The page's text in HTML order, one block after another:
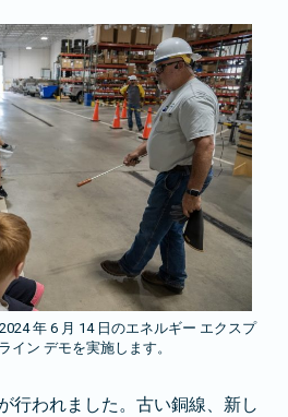
年 6 月 14 日のエネルギー エクスプ
イン デモを実施します。
行われました。古い銅線、新し